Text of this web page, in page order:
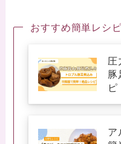
おすすめ簡単レシピ
圧
豚
ピ
ア